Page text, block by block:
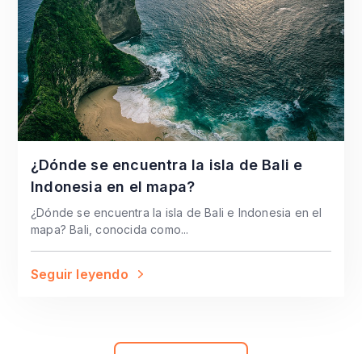
¿Dónde se encuentra la isla de Bali e
Indonesia en el mapa?
¿Dónde se encuentra la isla de Bali e Indonesia en el
mapa? Bali, conocida como...
Seguir leyendo